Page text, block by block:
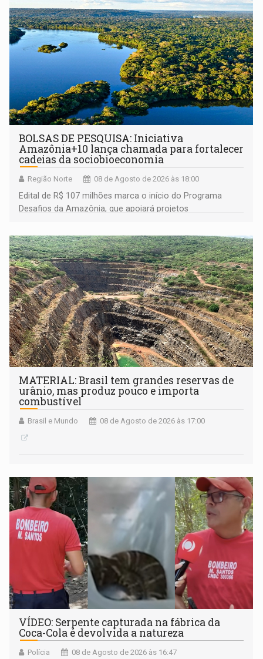
BOLSAS DE PESQUISA: Iniciativa
Amazônia+10 lança chamada para fortalecer
cadeias da sociobioeconomia
Região Norte 08 de Agosto de 2026 às 18:00
Edital de R$ 107 milhões marca o início do Programa
Desafios da Amazônia, que apoiará projetos
submissão de pré-propostas poderá ser feita até 1º de
setembro
MATERIAL: Brasil tem grandes reservas de
urânio, mas produz pouco e importa
combustível
Brasil e Mundo 08 de Agosto de 2026 às 17:00
VÍDEO: Serpente capturada na fábrica da
Coca-Cola é devolvida a natureza
Polícia 08 de Agosto de 2026 às 16:47